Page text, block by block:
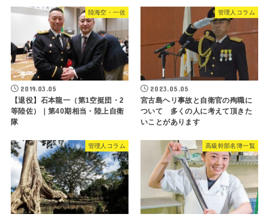
陸海空・一佐
2019.03.05
【退役】石本龍一（第1空挺団・2
等陸佐）｜第40期相当・陸上自衛
隊
管理人コラム
2023.05.05
宮古島ヘリ事故と自衛官の殉職に
ついて 多くの人に考えて頂きた
いことがあります
管理人コラム 高級幹部名簿一覧